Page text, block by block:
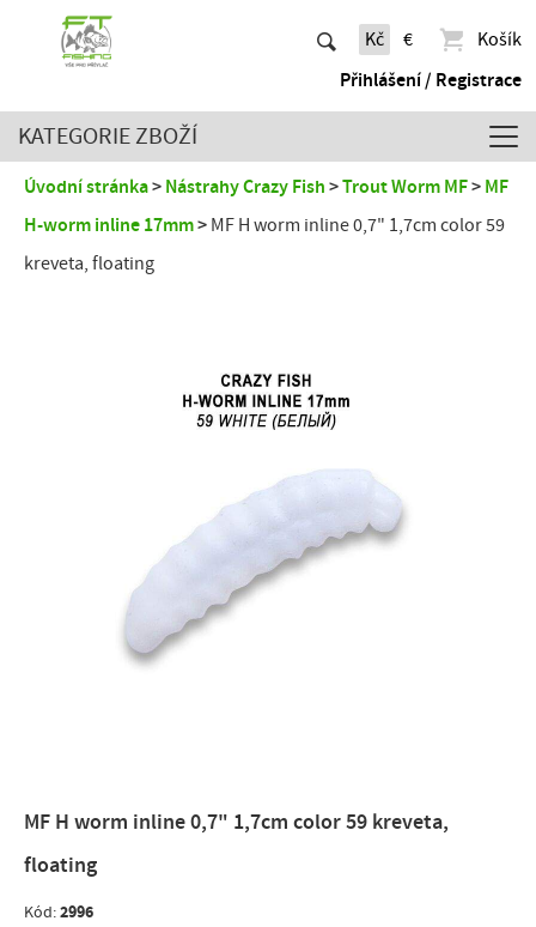
Kč €
Košík
Přihlášení / Registrace
KATEGORIE ZBOŽÍ
Úvodní stránka Nástrahy Crazy Fish Trout Worm MF
MF
H-worm inline 17mm
MF H worm inline 0,7" 1,7cm color 59
kreveta, floating
MF H worm inline 0,7" 1,7cm color 59 kreveta,
floating
Kód:2996